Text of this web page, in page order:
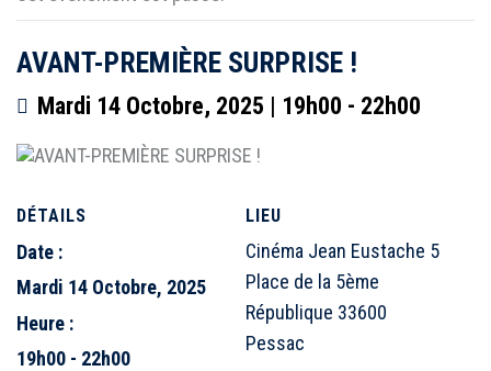
AVANT-PREMIÈRE SURPRISE !
Mardi 14 Octobre, 2025 | 19h00 - 22h00
DÉTAILS
Date :
Mardi 14 Octobre, 2025
Heure :
19h00 - 22h00
LIEU
Cinéma Jean Eustache 5
Place de la 5ème
République 33600
Pessac